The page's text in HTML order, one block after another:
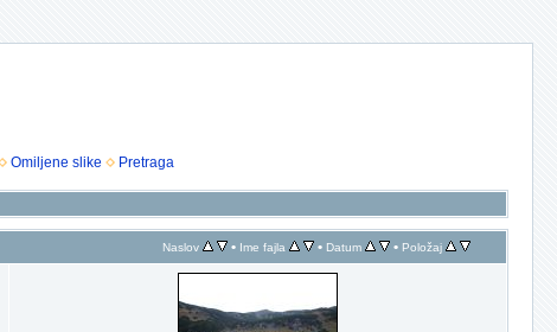
Omiljene slike Pretraga
Naslov • Ime fajla • Datum • Položaj